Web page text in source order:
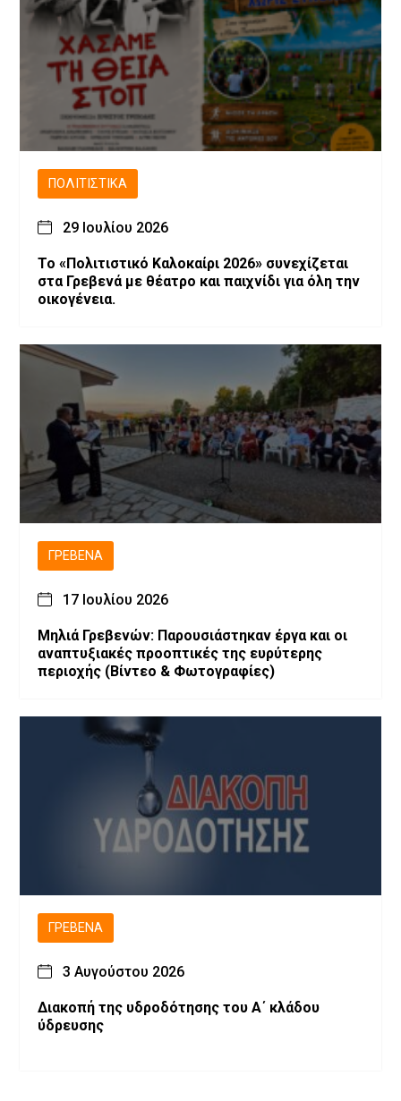
ΠΟΛΙΤΙΣΤΙΚΆ
29 Ιουλίου 2026
Το «Πολιτιστικό Καλοκαίρι 2026» συνεχίζεται
στα Γρεβενά με θέατρο και παιχνίδι για όλη την
οικογένεια.
ΓΡΕΒΕΝΆ
17 Ιουλίου 2026
Μηλιά Γρεβενών: Παρουσιάστηκαν έργα και οι
αναπτυξιακές προοπτικές της ευρύτερης
περιοχής (Bίντεο & Φωτογραφίες)
ΓΡΕΒΕΝΆ
3 Αυγούστου 2026
Διακοπή της υδροδότησης του Α΄ κλάδου
ύδρευσης